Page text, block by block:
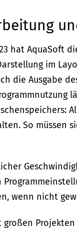
hat AquaSoft
im
die Ausgabe
So müssen
wenn nicht